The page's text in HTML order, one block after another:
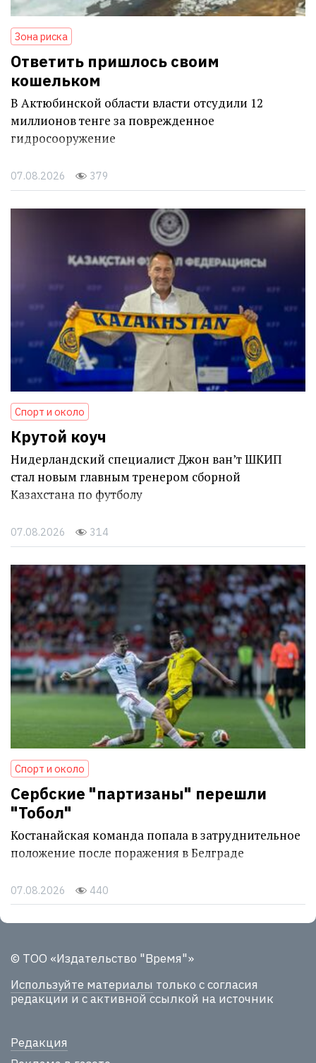
Зона риска
Ответить пришлось своим
кошельком
В Актюбинской области власти отсудили 12
миллионов тенге за поврежденное
гидросооружение
07.08.2026 379
Спорт и около
Крутой коуч
Нидерландский специалист Джон ван’т ШКИП
стал новым главным тренером сборной
Казахстана по футболу
07.08.2026 314
Спорт и около
Сербские "партизаны" перешли
"Тобол"
Костанайская команда попала в затруднительное
положение после поражения в Белграде
07.08.2026 440
© ТОО «Издательство "Время"»
Используйте материалы только с согласия
редакции и с активной ссылкой на источник
Редакция